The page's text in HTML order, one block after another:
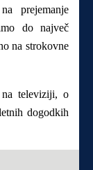
prejemanje
do največ
na strokovne
televiziji, o
dogodkih